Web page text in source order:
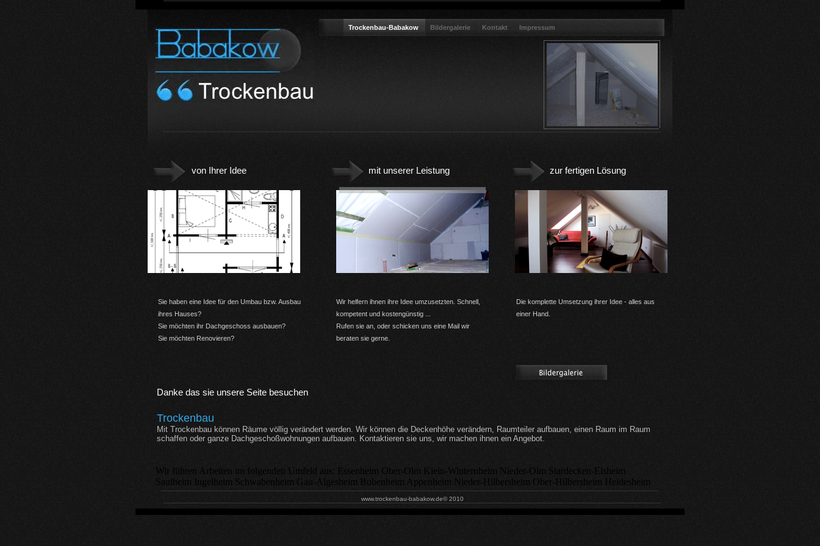
Trockenbau-Babakow Bildergalerie Kontakt Impressum
Trockenbau
Mit Trockenbau können Räume völlig verändert werden. Wir können die Deckenhöhe verändern, Raumteiler aufbauen, einen Raum im Raum
schaffen oder ganze Dachgeschoßwohnungen aufbauen. Kontaktieren sie uns, wir machen ihnen ein Angebot.
Danke das sie unsere Seite besuchen
von Ihrer Idee mit unserer Leistung zur fertigen Lösung
Sie haben eine Idee für den Umbau bzw. Ausbau
ihres Hauses?
Sie möchten ihr Dachgeschoss ausbauen?
Sie möchten Renovieren?
Wir helfern ihnen ihre Idee umzusetzten. Schnell,
kompetent und kostengünstig ...
Rufen sie an, oder schicken uns eine Mail wir
beraten sie gerne.
Die komplette Umsetzung ihrer Idee - alles aus
einer Hand.
www.trockenbau-babakow.de© 2010